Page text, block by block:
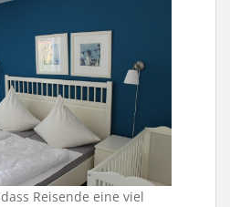
Reisende eine viel